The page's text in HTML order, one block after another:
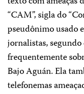
“CAM”, sigla do
pseudônimo usado
jornalistas,
frequentemente
Bajo Aguán. Ela
telefonemas